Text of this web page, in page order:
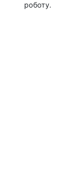
роботу.